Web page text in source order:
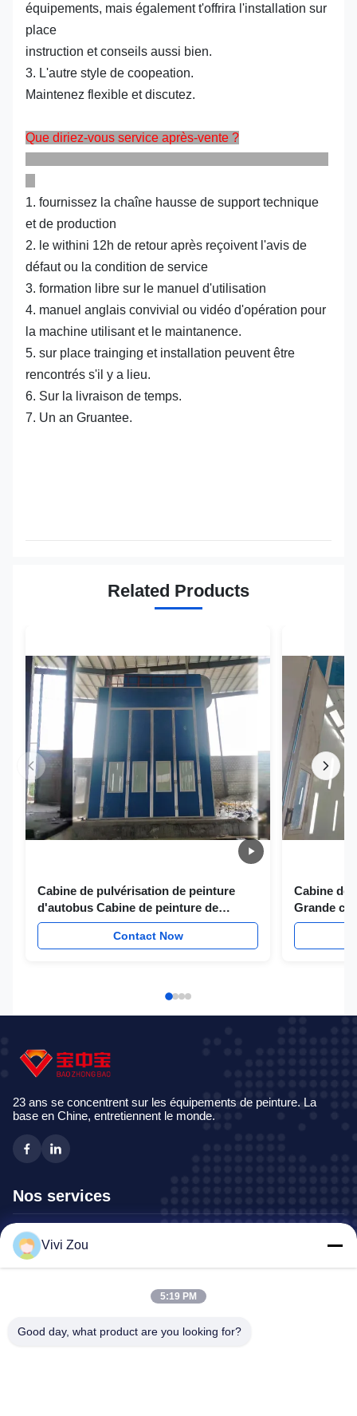
équipements, mais également t'offrira l'installation sur
place
instruction et conseils aussi bien.
3. L'autre style de coopeation.
Maintenez flexible et discutez.
Que diriez-vous service après-vente ?
1. fournissez la chaîne hausse de support technique
et de production
2. le withini 12h de retour après reçoivent l'avis de
défaut ou la condition de service
3. formation libre sur le manuel d'utilisation
4. manuel anglais convivial ou vidéo d'opération pour
la machine utilisant et le maintanence.
5. sur place trainging et installation peuvent être
rencontrés s'il y a lieu.
6. Sur la livraison de temps.
7. Un an Gruantee.
Related Products
Cabine de pulvérisation de peinture
d'autobus Cabine de peinture de
camion de commande d'écran tactile de
Contact Now
Cabine de
Grande
23 ans se concentrent sur les équipements de peinture. La
base en Chine, entretiennent le monde.
Nos services
Chaîne de production de peinture de véhicule
Ligne de peinture des véhicules à moteur
Vivi Zou
5:19 PM
Good day, what product are you looking for?